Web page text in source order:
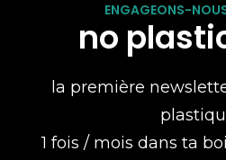
ENGAGEONS-
no
la première
1 fois / mois dans ta